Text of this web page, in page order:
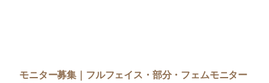
モニター募集｜フルフェイス・部分・フェムモニター